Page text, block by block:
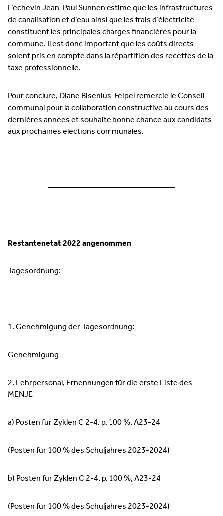
L’échevin Jean-Paul Sunnen estime que les infrastructures
de canalisation et d’eau ainsi que les frais d’électricité
constituent les principales charges financières pour la
commune. Il est donc important que les coûts directs
soient pris en compte dans la répartition des recettes de la
taxe professionnelle.
Pour conclure, Diane Bisenius-Feipel remercie le Conseil
communal pour la collaboration constructive au cours des
dernières années et souhaite bonne chance aux candidats
aux prochaines élections communales.
————————————————
Restantenetat 2022 angenommen
Tagesordnung:
1. Genehmigung der Tagesordnung:
Genehmigung
2. Lehrpersonal, Ernennungen für die erste Liste des
MENJE
a) Posten für Zyklen C 2-4. p. 100 %, A23-24
(Posten für 100 % des Schuljahres 2023-2024)
b) Posten für Zyklen C 2-4. p. 100 %, A23-24
(Posten für 100 % des Schuljahres 2023-2024)